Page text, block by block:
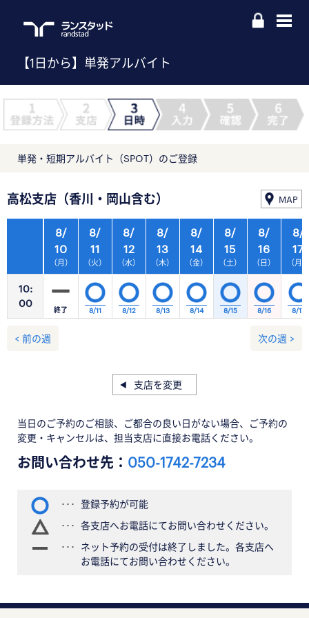
【1日から】単発アルバイト
単発・短期アルバイト（SPOT）のご登録
高松支店（香川・岡山含む） MAP
10:
00
8/
10
（月）
8/
11
（火）
8/
12
（水）
8/
13
（木）
8/
14
（金）
8/
15
（土）
8/
16
（日）
終了 8/11 8/12 8/13 8/14 8/15 8/16
8/
17
（月）
8/17
< 前の週 次の週 >
支店を変更
当日のご予約のご相談、ご都合の良い日がない場合、ご予約の
変更・キャンセルは、担当支店に直接お電話ください。
お問い合わせ先： 050-1742-7234
登録予約が可能
各支店へお電話にてお問い合わせください。
ネット予約の受付は終了しました。各支店へ
お電話にてお問い合わせください。